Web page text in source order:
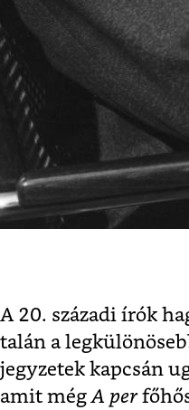
A 20. századi írók
talán a
jegyzetek kapcsán
amit még A per